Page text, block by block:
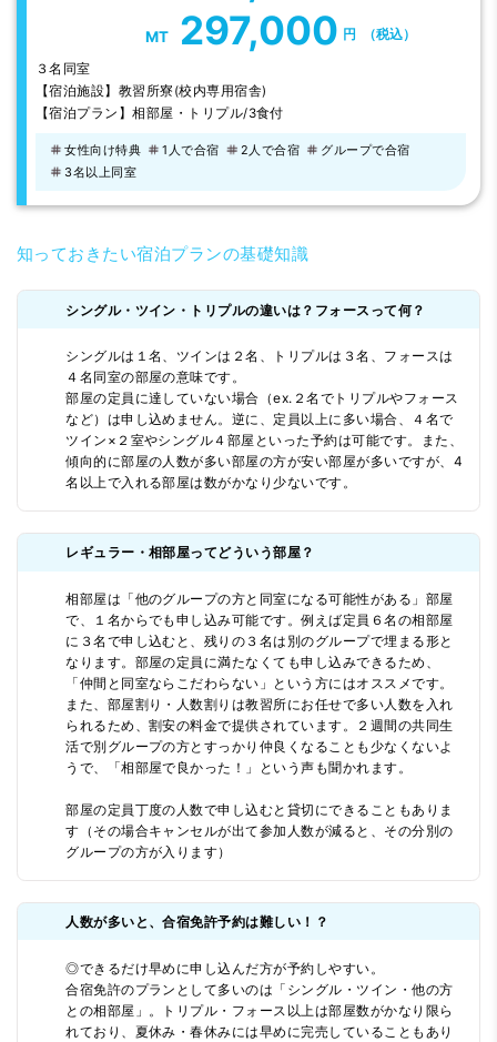
MT 297,000 円 （税込）
３名同室
【宿泊施設】教習所寮(校内専用宿舎)
【宿泊プラン】相部屋・トリプル/3食付
女性向け特典 1人で合宿 2人で合宿
グループで合宿
3名以上同室
知っておきたい宿泊プランの基礎知識
シングル・ツイン・トリプルの違いは？フォースって何？
シングルは１名、ツインは２名、トリプルは３名、フォースは
４名同室の部屋の意味です。
部屋の定員に達していない場合（ex.２名でトリプルやフォース
など）は申し込めません。逆に、定員以上に多い場合、４名で
ツイン×２室やシングル４部屋といった予約は可能です。また、
傾向的に部屋の人数が多い部屋の方が安い部屋が多いですが、4
名以上で入れる部屋は数がかなり少ないです。
レギュラー・相部屋ってどういう部屋？
相部屋は「他のグループの方と同室になる可能性がある」部屋
で、１名からでも申し込み可能です。例えば定員６名の相部屋
に３名で申し込むと、残りの３名は別のグループで埋まる形と
なります。部屋の定員に満たなくても申し込みできるため、
「仲間と同室ならこだわらない」という方にはオススメです。
また、部屋割り・人数割りは教習所にお任せで多い人数を入れ
られるため、割安の料金で提供されています。２週間の共同生
活で別グループの方とすっかり仲良くなることも少なくないよ
うで、「相部屋で良かった！」という声も聞かれます。
部屋の定員丁度の人数で申し込むと貸切にできることもありま
す（その場合キャンセルが出て参加人数が減ると、その分別の
グループの方が入ります）
人数が多いと、合宿免許予約は難しい！？
◎できるだけ早めに申し込んだ方が予約しやすい。
合宿免許のプランとして多いのは「シングル・ツイン・他の方
との相部屋」。トリプル・フォース以上は部屋数がかなり限ら
れており、夏休み・春休みには早めに完売していることもあり